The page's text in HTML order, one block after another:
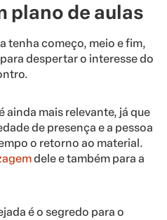
plano de aulas
tenha começo, meio e fim,
despertar o interesse do
ainda mais relevante, já que
de presença e a pessoa
o retorno ao material.
dele e também para a
é o segredo para o